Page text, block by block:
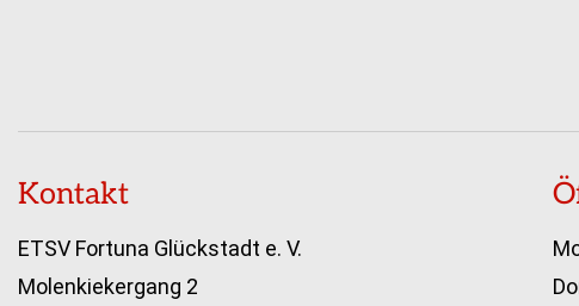
Kontakt
ETSV Fortuna Glückstadt e. V.
Molenkiekergang 2